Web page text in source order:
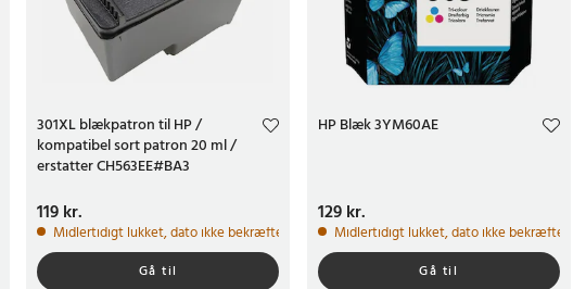
301XL blækpatron til HP /
kompatibel sort patron 20 ml /
erstatter CH563EE#BA3
Pris :119 kr.
119 kr.
Midlertidigt lukket, dato ikke bekræftet
Gå til
HP Blæk 3YM60AE
Pris :129 kr.
129 kr.
Midlertidigt lukket, dato ikke bekræftet
Gå til